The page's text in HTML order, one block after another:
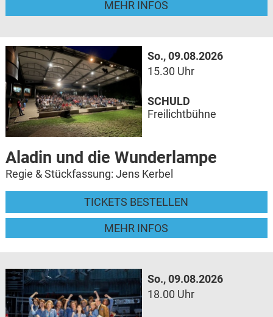
MEHR INFOS
So., 09.08.2026
15.30 Uhr
Aladin und die Wunderlampe
Regie & Stückfassung: Jens Kerbel
TICKETS BESTELLEN
MEHR INFOS
SCHULD
Freilichtbühne
So., 09.08.2026
18.00 Uhr